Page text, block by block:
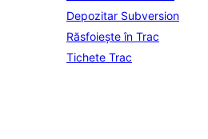
Depozitar Subversion
Răsfoiește în Trac
Tichete Trac